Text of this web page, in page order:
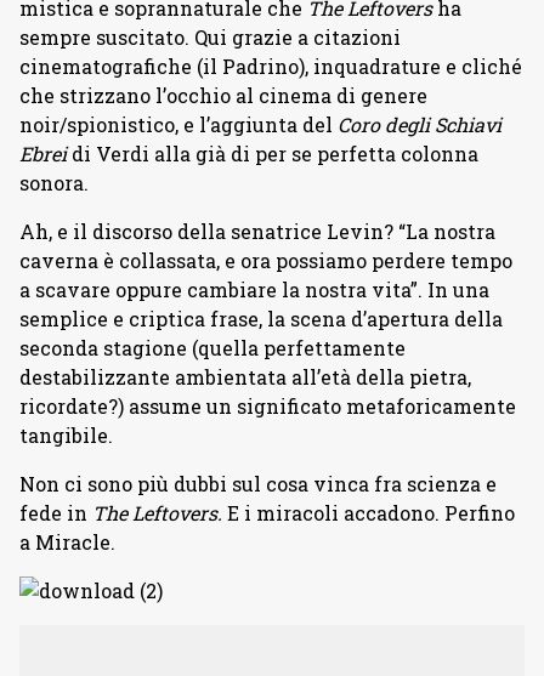
mistica e soprannaturale che The Leftoversha
sempre suscitato. Qui grazie a citazioni
cinematografiche (il Padrino), inquadrature e cliché
che strizzano l’occhio al cinema di genere
noir/spionistico, e l’aggiunta del Coro degli Schiavi
Ebreidi Verdi alla già di per se perfetta colonna
sonora.
Ah, e il discorso della senatrice Levin? “La nostra
caverna è collassata, e ora possiamo perdere tempo
a scavare oppure cambiare la nostra vita”. In una
semplice e criptica frase, la scena d’apertura della
seconda stagione (quella perfettamente
destabilizzante ambientata all’età della pietra,
ricordate?) assume un significato metaforicamente
tangibile.
Non ci sono più dubbi sul cosa vinca fra scienza e
fede in The Leftovers. E i miracoli accadono. Perfino
a Miracle.